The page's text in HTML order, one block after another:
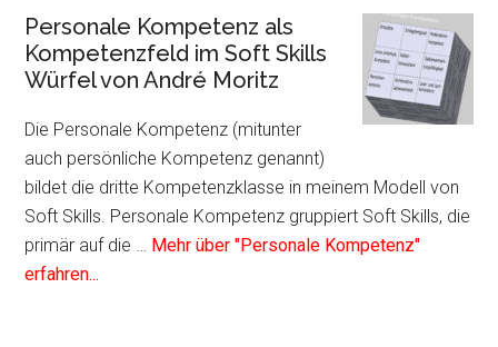
als
im
Personale Kompetenz als
Kompetenzfeld im Soft Skills
Würfel von André Moritz
Die Personale Kompetenz (mitunter
auch persönliche Kompetenz genannt)
bildet die dritte Kompetenzklasse in meinem Modell von
Soft Skills. Personale Kompetenz gruppiert Soft Skills, die
primär auf die … Mehr über "Personale Kompetenz"
erfahren...